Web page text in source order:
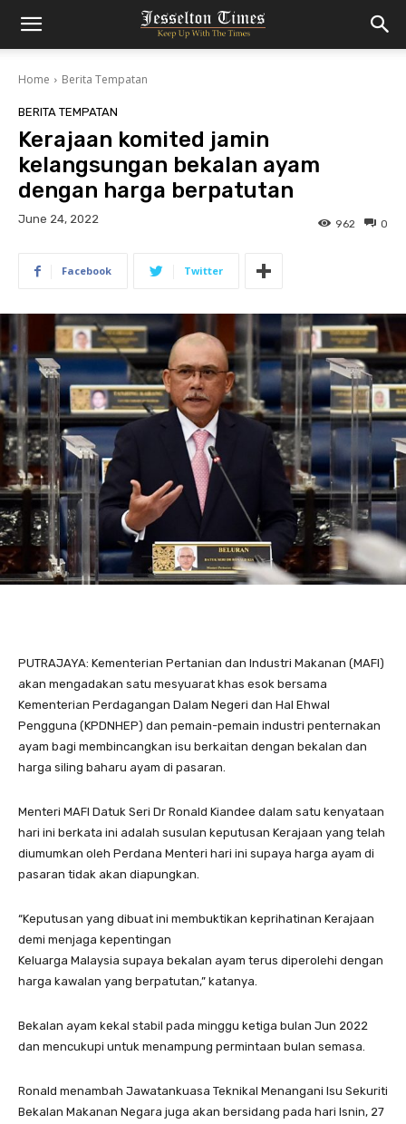
Home Berita Tempatan
BERITA TEMPATAN
Kerajaan komited jamin
kelangsungan bekalan ayam
dengan harga berpatutan
June 24, 2022 0
962
Facebook Twitter
PUTRAJAYA: Kementerian Pertanian dan Industri Makanan (MAFI)
akan mengadakan satu mesyuarat khas esok bersama
Kementerian Perdagangan Dalam Negeri dan Hal Ehwal
Pengguna (KPDNHEP) dan pemain-pemain industri penternakan
ayam bagi membincangkan isu berkaitan dengan bekalan dan
harga siling baharu ayam di pasaran.
Menteri MAFI Datuk Seri Dr Ronald Kiandee dalam satu kenyataan
hari ini berkata ini adalah susulan keputusan Kerajaan yang telah
diumumkan oleh Perdana Menteri hari ini supaya harga ayam di
pasaran tidak akan diapungkan.
“Keputusan yang dibuat ini membuktikan keprihatinan Kerajaan
demi menjaga kepentingan
Keluarga Malaysia supaya bekalan ayam terus diperolehi dengan
harga kawalan yang berpatutan,” katanya.
Bekalan ayam kekal stabil pada minggu ketiga bulan Jun 2022
dan mencukupi untuk menampung permintaan bulan semasa.
Ronald menambah Jawatankuasa Teknikal Menangani Isu Sekuriti
Bekalan Makanan Negara juga akan bersidang pada hari Isnin, 27